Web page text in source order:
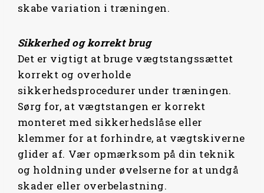
skabe variation i træningen.
Sikkerhed og korrekt brug
Det er vigtigt at bruge vægtstangssættet
korrekt og overholde
sikkerhedsprocedurer under træningen.
Sørg for, at vægtstangen er korrekt
monteret med sikkerhedslåse eller
klemmer for at forhindre, at vægtskiverne
glider af. Vær opmærksom på din teknik
og holdning under øvelserne for at undgå
skader eller overbelastning.